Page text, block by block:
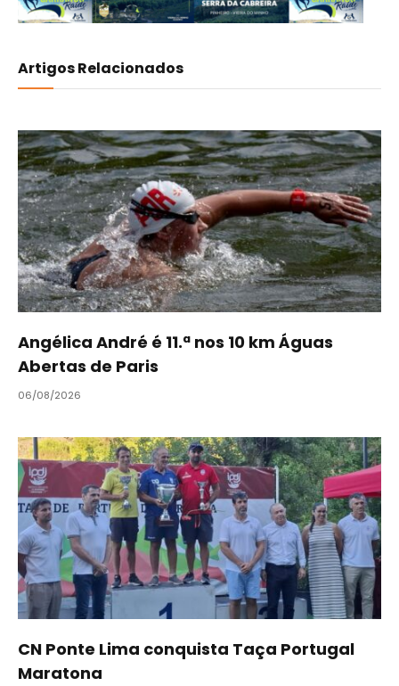
Artigos Relacionados
Angélica André é 11.ª nos 10 km Águas
Abertas de Paris
06/08/2026
CN Ponte Lima conquista Taça Portugal
Maratona